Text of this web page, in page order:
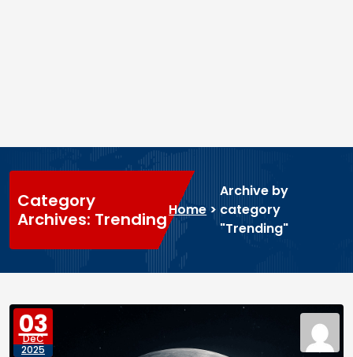
Category
Archives: TrendingHome>
Archive by
category
"Trending"
03
DéC
2025